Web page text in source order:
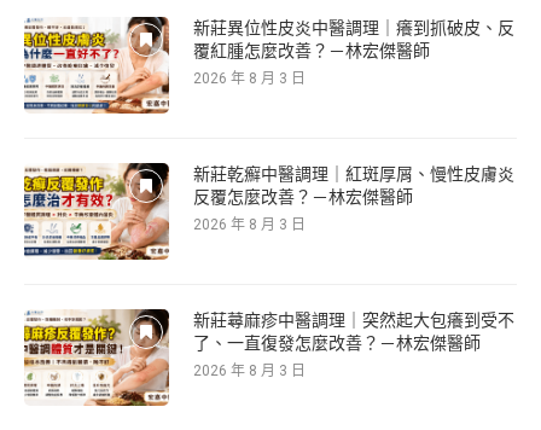
新莊異位性皮炎中醫調理｜癢到抓破皮、反
覆紅腫怎麼改善？－林宏傑醫師
2026 年 8 月 3 日
新莊乾癬中醫調理｜紅斑厚屑、慢性皮膚炎
反覆怎麼改善？－林宏傑醫師
2026 年 8 月 3 日
新莊蕁麻疹中醫調理｜突然起大包癢到受不
了、一直復發怎麼改善？－林宏傑醫師
2026 年 8 月 3 日